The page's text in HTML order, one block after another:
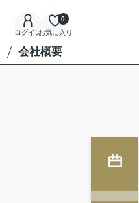
ログインお気に入り
0
会社概要